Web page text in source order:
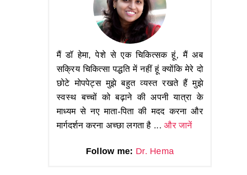
मैं डॉ हेमा, पेशे से एक चिकित्सक हूं, मैं अब
सक्रिय चिकित्सा पद्धति में नहीं हूं क्योंकि मेरे दो
छोटे मोपपेट्स मुझे बहुत व्यस्त रखते हैं मुझे
स्वस्थ बच्चों को बढ़ाने की अपनी यात्रा के
माध्यम से नए माता-पिता की मदद करना और
मार्गदर्शन करना अच्छा लगता है ...और जानें
Follow me: Dr. Hema